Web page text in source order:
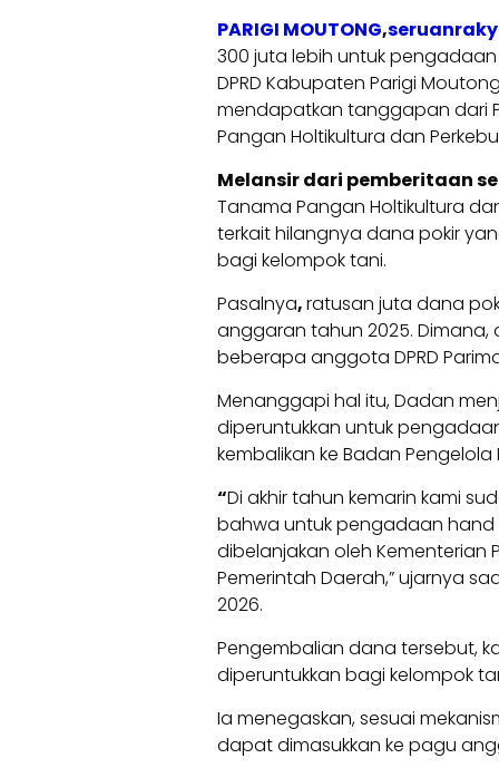
PARIGI MOUTONG,
300 juta lebih untuk pengadaan
DPRD Kabupaten Parigi
mendapatkan tanggapan dari
Pangan Holtikultura dan
Melansir dari pemberitaan
Tanama Pangan Holtikultura
terkait hilangnya dana pokir
bagi kelompok tani.
Pasalnya,ratusan juta dana
anggaran tahun 2025.
beberapa anggota DPRD
Menanggapi hal itu, Dadan
diperuntukkan untuk
kembalikan ke Badan Pengelola
“Di akhir tahun kemarin kami
bahwa untuk pengadaan hand
dibelanjakan oleh Kementerian
Pemerintah Daerah,” ujarnya
2026.
Pengembalian dana tersebut,
diperuntukkan bagi kelompok
Ia menegaskan, sesuai
dapat dimasukkan ke pagu